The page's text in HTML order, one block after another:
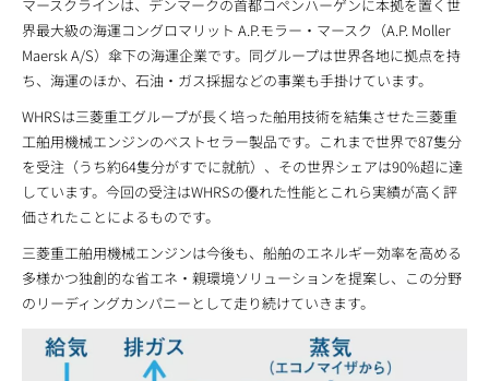
マースクラインは、デンマークの首都コペンハーゲンに本拠を置く世
界最大級の海運コングロマリット A.P.モラー・マースク（A.P. Moller
Maersk A/S）傘下の海運企業です。同グループは世界各地に拠点を持
ち、海運のほか、石油・ガス採掘などの事業も手掛けています。
WHRSは三菱重工グループが長く培った舶用技術を結集させた三菱重
工舶用機械エンジンのベストセラー製品です。これまで世界で87隻分
を受注（うち約64隻分がすでに就航）、その世界シェアは90%超に達
しています。今回の受注はWHRSの優れた性能とこれら実績が高く評
価されたことによるものです。
三菱重工舶用機械エンジンは今後も、船舶のエネルギー効率を高める
多様かつ独創的な省エネ・親環境ソリューションを提案し、この分野
のリーディングカンパニーとして走り続けていきます。